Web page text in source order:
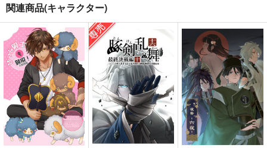
クリミツ セ クー
ル Deux【オマケな
し】
アゴビカリばなな
472円（税込）
大倶利伽羅×燭台切光忠
サンプル
作品詳細
君への口唇期？1.5
アゴビカリばなな
472円（税込）
大倶利伽羅×燭台切光忠
サンプル
作品詳細
刀さに本３（再販版）
幸漫
1,572円 （税込）
燭台切光忠
サンプル
作品詳細
関連商品(キャラクター)